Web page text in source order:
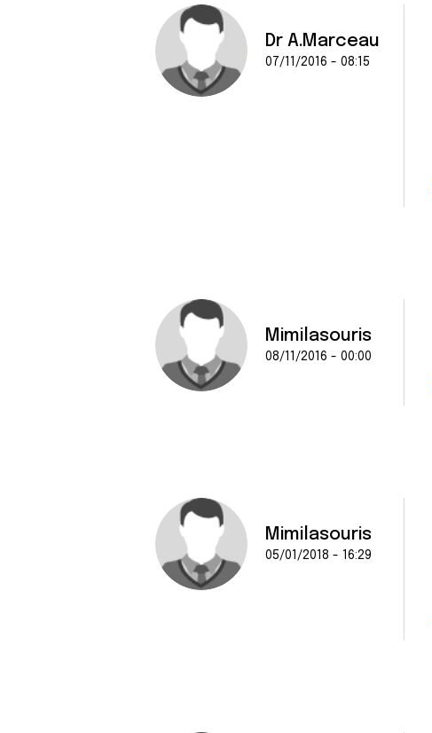
Dr A.Marceau
07/11/2016 - 08:15
Mimilasouris
08/11/2016 - 00:00
Mimilasouris
05/01/2018 - 16:29